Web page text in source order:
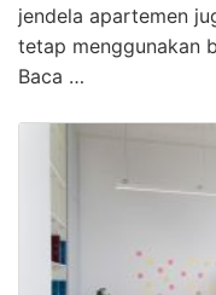
jendela apartemen
tetap menggunakan
Baca …